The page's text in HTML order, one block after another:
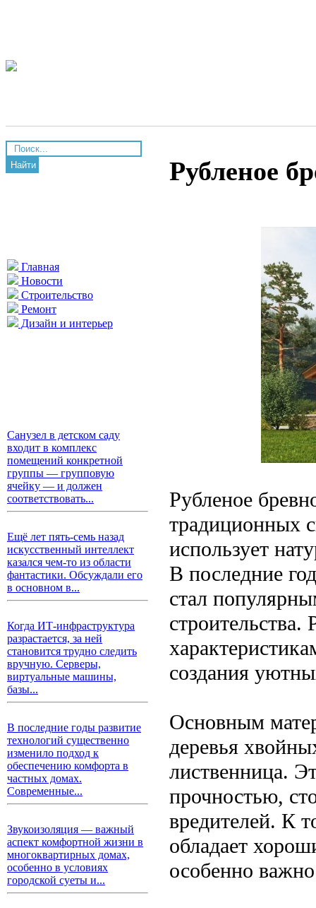
Найти
Главная
Новости
Строительство
Ремонт
Дизайн и интерьер
Санузел в детском саду
входит в комплекс
помещений конкретной
группы — групповую
ячейку — и должен
соответствовать...
Ещё лет пять-семь назад
искусственный интеллект
казался чем-то из области
фантастики. Обсуждали его
в основном в...
Когда ИТ-инфраструктура
разрастается, за ней
становится трудно следить
вручную. Серверы,
виртуальные машины,
базы...
В последние годы развитие
технологий существенно
изменило подход к
обеспечению комфорта в
частных домах.
Современные...
Звукоизоляция — важный
аспект комфортной жизни в
многоквартирных домах,
особенно в условиях
городской суеты и...
Рубленое
Рубленое
традиционных
использует
В последние
стал
создания
Основным
деревья
лиственница.
прочностью,
вредителей. К
обладает
особенно